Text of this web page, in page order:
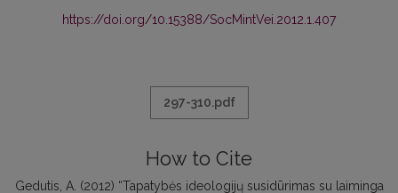
https://doi.org/10.15388/SocMintVei.2012.1.407
297-310.pdf
How to Cite
Gedutis, A. (2012) “Tapatybės ideologijų susidūrimas su laiminga